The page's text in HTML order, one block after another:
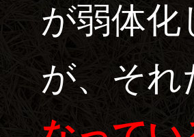
が弱体
が、それ